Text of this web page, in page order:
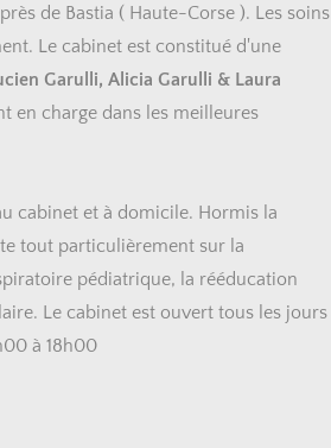
de Bastia ( Haute-Corse ). Les soins
Le cabinet est constitué d'une
Garulli, Alicia Garulli & Laura
en charge dans les meilleures
cabinet et à domicile. Hormis la
tout particulièrement sur la
pédiatrique, la rééducation
Le cabinet est ouvert tous les jours
à 18h00